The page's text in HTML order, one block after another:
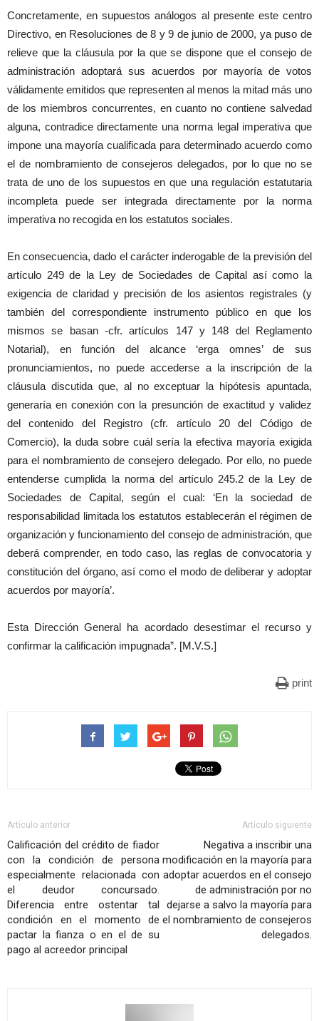
Concretamente, en supuestos análogos al presente este centro
Directivo, en Resoluciones de 8 y 9 de junio de 2000, ya puso de
relieve que la cláusula por la que se dispone que el consejo de
administración adoptará sus acuerdos por mayoría de votos
válidamente emitidos que representen al menos la mitad más uno
de los miembros concurrentes, en cuanto no contiene salvedad
alguna, contradice directamente una norma legal imperativa que
impone una mayoría cualificada para determinado acuerdo como
el de nombramiento de consejeros delegados, por lo que no se
trata de uno de los supuestos en que una regulación estatutaria
incompleta puede ser integrada directamente por la norma
imperativa no recogida en los estatutos sociales.
En consecuencia, dado el carácter inderogable de la previsión del
artículo 249 de la Ley de Sociedades de Capital así como la
exigencia de claridad y precisión de los asientos registrales (y
también del correspondiente instrumento público en que los
mismos se basan -cfr. artículos 147 y 148 del Reglamento
Notarial), en función del alcance ‘erga omnes’ de sus
pronunciamientos, no puede accederse a la inscripción de la
cláusula discutida que, al no exceptuar la hipótesis apuntada,
generaría en conexión con la presunción de exactitud y validez
del contenido del Registro (cfr. artículo 20 del Código de
Comercio), la duda sobre cuál sería la efectiva mayoría exigida
para el nombramiento de consejero delegado. Por ello, no puede
entenderse cumplida la norma del artículo 245.2 de la Ley de
Sociedades de Capital, según el cual: ‘En la sociedad de
responsabilidad limitada los estatutos establecerán el régimen de
organización y funcionamiento del consejo de administración, que
deberá comprender, en todo caso, las reglas de convocatoria y
constitución del órgano, así como el modo de deliberar y adoptar
acuerdos por mayoría’.
Esta Dirección General ha acordado desestimar el recurso y
confirmar la calificación impugnada”. [M.V.S.]
print
Artículo anterior
Calificación del crédito de fiador
con la condición de persona
especialmente relacionada con
el deudor concursado.
Diferencia entre ostentar tal
condición en el momento de
pactar la fianza o en el de su
pago al acreedor principal
Artículo siguiente
Negativa a inscribir una
modificación en la mayoría para
adoptar acuerdos en el consejo
de administración por no
dejarse a salvo la mayoría para
el nombramiento de consejeros
delegados.